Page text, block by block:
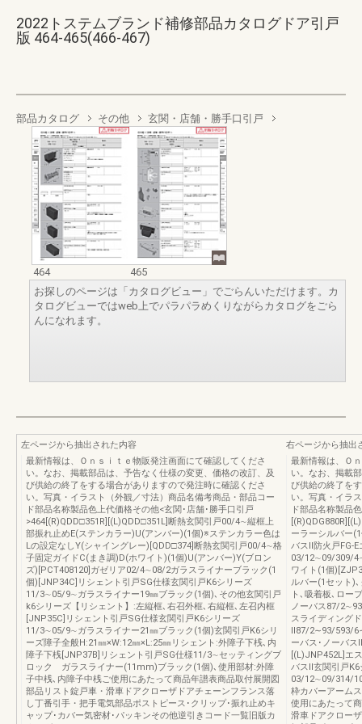
2022トステムブランド補修部品カタログドア引戸
版 464-465(466-467)
部品カタログ その他 玄関・店舗・勝手口引戸
464
465
お探しのページは「カタログビュー」でごらんいただけます。カ
タログビューではweb上でパラパラめくりながらカタログをごら
んになれます。
左ページから抽出された内容
最新情報は、Ｏｎｓｉｔｅ物販発注画面にて確認してくださ
い。なお、掲載部品は、予告なく仕様の変更、価格の改訂、及
び供給の終了をする場合がありますので発注時に確認くださ
い。写真・イラスト（外観／寸法）商品名備考商品・部品コー
ド部品名称製品色上代価格その他<玄関･店舗･勝手口引戸
>464[(R)QDD□351R][(L)QDD□351L]断熱玄関引戸00/4∼縦框上
部振れ止めE(ステンカラー)U(アンバー)(1個)※ステンカラー色は
Lの設定なしY(シャイングレー)[QDD□374]断熱玄関引戸00/4∼格
子固定ガイドC(まき調)D(ホワイト)(1個)U(アンバー)Y(ブロン
ズ)[PCT408120]ガゼリア02/4∼08/2ガラスライナーブラック(1
個)[JNP34C]リシェント引戸SG仕様玄関引戸K6シリーズ
11/3∼05/9∼ガラスライナー19㎜ブラック(1個)､その他玄関引戸
k6シリーズ【リシェント】:左縦框､右召外框､右縦框､左召内框
[JNP35C]リシェント引戸SG仕様玄関引戸K6シリーズ
11/3∼05/9∼ガラスライナー21㎜ブラック(1個)玄関引戸K6シリ
ーズ障子全般H:21㎜×W:12㎜×L:25㎜リシェント:外障子下桟､内
障子下桟[JNP37B]リシェント引戸SG仕様11/3∼セッティングブ
ロック ガラスライナー(11mm)ブラック(1個)､使用部材:外障
子中桟､内障子中桟ご使用にあたって商品年譜表商品取付展開図
部品リスト錠戸車・滑車ドアクローザドアチェーンフランス落
し丁番引手・把手電気部品ポストピース･クリップ･振れ止めキ
ャップ･カバー気密材･パッキンその他逆引きコード一覧旧版カ
右ページから抽出
最新情報は、Ｏ
い。なお、掲載
び供給の終了を
い。写真・イラ
ド部品名称製品
ーラーシルバー
バスⅡ防火戸FG-
03/12∼09/309/
ワイト(1個
ルバー(1セット)
ト､吸着板､ロー
ノーバス87/
スライディング
Ⅱ87/2∼93/593/
ーバス･ノーバス
[(L)JNP452L]エ
バスⅡ玄関引戸
03/12∼09/314/
枠カバーアーム
使用にあたって
滑車ドアクロー